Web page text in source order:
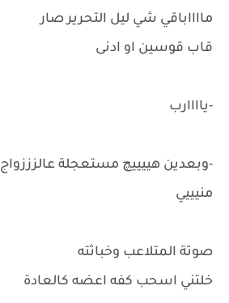
مااااباقي شي ليل التحرير صار
قاب قوسين او ادنى
-ياااارب
-وبعدين هييييچ مستعجلة عالزززواج
منيييي
صوتة المتلاعب وخباثته
خلتني اسحب كفه اعضه كالعادة